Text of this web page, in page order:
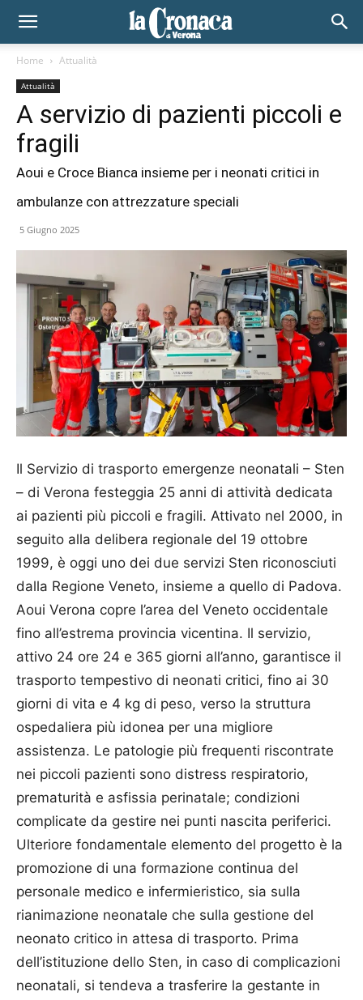
Home Attualità
Attualità
A servizio di pazienti piccoli e
fragili
Aoui e Croce Bianca insieme per i neonati critici in
ambulanze con attrezzature speciali
5 Giugno 2025
Il Servizio di trasporto emergenze neonatali – Sten
– di Verona festeggia 25 anni di attività dedicata
ai pazienti più piccoli e fragili. Attivato nel 2000, in
seguito alla delibera regionale del 19 ottobre
1999, è oggi uno dei due servizi Sten riconosciuti
dalla Regione Veneto, insieme a quello di Padova.
Aoui Verona copre l’area del Veneto occidentale
fino all’estrema provincia vicentina. Il servizio,
attivo 24 ore 24 e 365 giorni all’anno, garantisce il
trasporto tempestivo di neonati critici, fino ai 30
giorni di vita e 4 kg di peso, verso la struttura
ospedaliera più idonea per una migliore
assistenza. Le patologie più frequenti riscontrate
nei piccoli pazienti sono distress respiratorio,
prematurità e asfissia perinatale; condizioni
complicate da gestire nei punti nascita periferici.
Ulteriore fondamentale elemento del progetto è la
promozione di una formazione continua del
personale medico e infermieristico, sia sulla
rianimazione neonatale che sulla gestione del
neonato critico in attesa di trasporto. Prima
dell’istituzione dello Sten, in caso di complicazioni
neonatali, si tendeva a trasferire la gestante in